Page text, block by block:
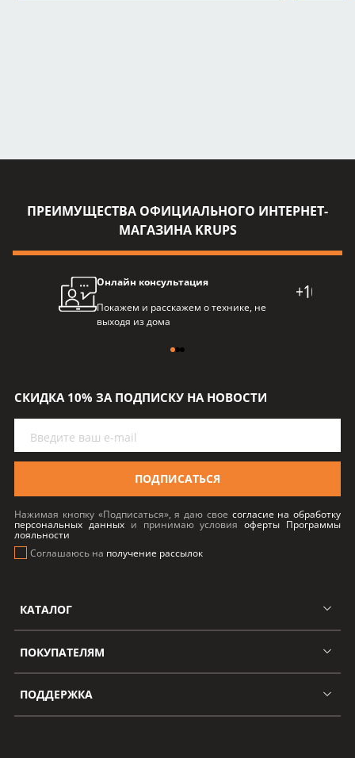
ПРЕИМУЩЕСТВА ОФИЦИАЛЬНОГО ИНТЕРНЕТ-
МАГАЗИНА KRUPS
Онлайн консультация
Покажем и расскажем о технике, не
выходя из дома
КАТАЛОГ
ПОКУПАТЕЛЯМ
СКИДКА 10% ЗА ПОДПИСКУ НА НОВОСТИ
ПОДПИСАТЬСЯ
Нажимая кнопку «Подписаться», я даю свое согласие на обработку
персональных данных и принимаю условияоферты Программы
лояльности
Соглашаюсь на получение рассылок
ПОДДЕРЖКА